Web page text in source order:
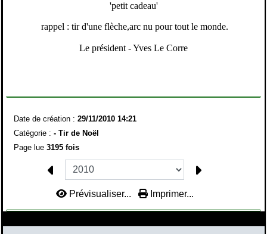
'petit cadeau'
rappel : tir d'une flèche,arc nu pour tout le monde.
Le président - Yves Le Corre
Date de création : 29/11/2010 14:21
Catégorie : - Tir de Noël
Page lue 3195 fois
Prévisualiser... Imprimer...